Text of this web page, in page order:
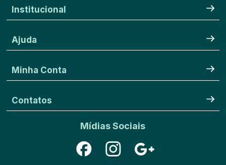
Institucional
Ajuda
Minha Conta
Contatos
Mídias Sociais